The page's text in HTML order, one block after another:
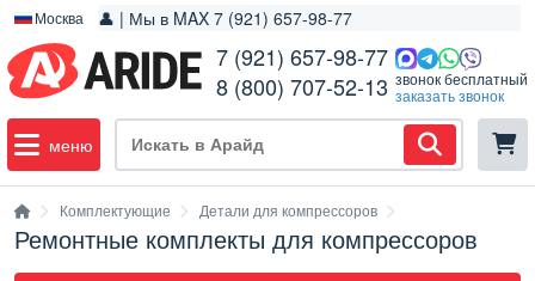
Москва 👤 | Мы в MAX 7 (921) 657-98-77
7 (921) 657-98-77
8 (800) 707-52-13 звонок бесплатный
заказать звонок
меню
Комплектующие Детали для компрессоров
Ремонтные комплекты для компрессоров